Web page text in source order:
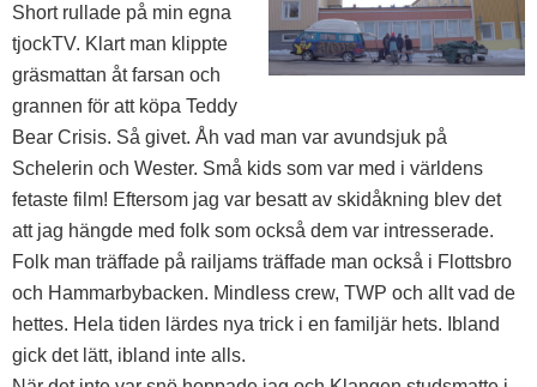
Short rullade på min egna
tjockTV. Klart man klippte
gräsmattan åt farsan och
grannen för att köpa Teddy
Bear Crisis. Så givet. Åh vad man var avundsjuk på
Schelerin och Wester. Små kids som var med i världens
fetaste film! Eftersom jag var besatt av skidåkning blev det
att jag hängde med folk som också dem var intresserade.
Folk man träffade på railjams träffade man också i Flottsbro
och Hammarbybacken. Mindless crew, TWP och allt vad de
hettes. Hela tiden lärdes nya trick i en familjär hets. Ibland
gick det lätt, ibland inte alls.